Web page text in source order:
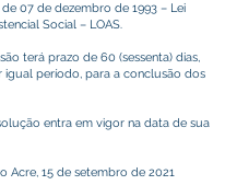
de 07 de dezembro de 1993 – Lei
Social – LOAS.
terá prazo de 60 (sessenta) dias,
igual período, para a conclusão dos
entra em vigor na data de sua
Acre, 15 de setembro de 2021